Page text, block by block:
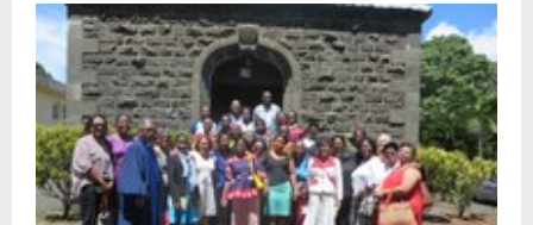
Océan
Indien
la
première
semaine
en
images
-